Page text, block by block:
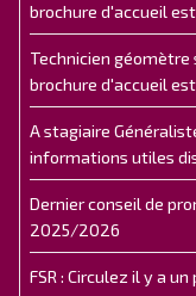
brochure d'accueil
Technicien
brochure d'accueil
A stagiaire
informations utiles
Dernier conseil de
2025/2026
FSR : Circulez il y a